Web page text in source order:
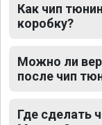
Как чип
коробку?
Можно ли
после чип
Где сделать